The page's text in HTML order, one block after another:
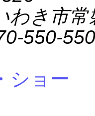
わき市
550-550
ショー